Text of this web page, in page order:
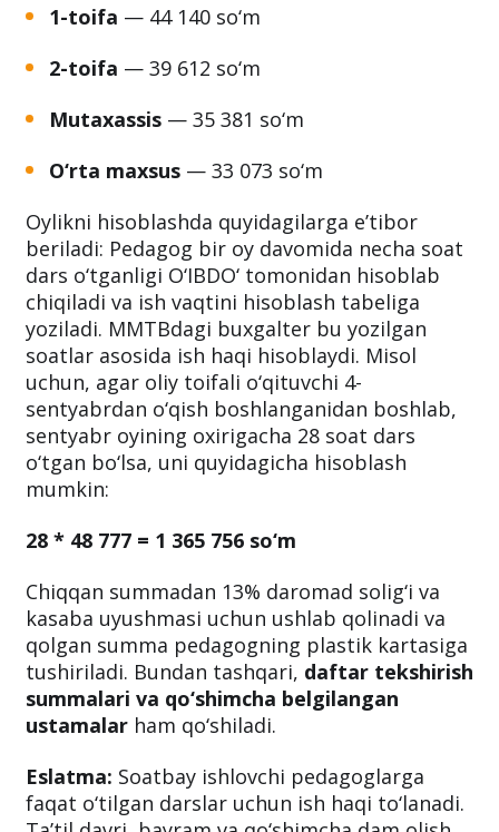
O‘rta maxsus— 33 073 so‘m
Oylikni hisoblashda quyidagilarga e’tibor
beriladi: Pedagog bir oy davomida necha soat
dars o‘tganligi O‘IBDO‘ tomonidan hisoblab
chiqiladi va ish vaqtini hisoblash tabeliga
yoziladi. MMTBdagi buxgalter bu yozilgan
soatlar asosida ish haqi hisoblaydi. Misol
uchun, agar oliy toifali o‘qituvchi 4-
sentyabrdan o‘qish boshlanganidan boshlab,
o‘tgan bo‘lsa, uni quyidagicha hisoblash
28 * 48 777 = 1 365 756 so‘m
Chiqqan summadan 13% daromad solig‘i va
kasaba uyushmasi uchun ushlab qolinadi va
qolgan summa pedagogning plastik kartasiga
summalari va qo‘shimcha belgilangan
ustamalarham qo‘shiladi.